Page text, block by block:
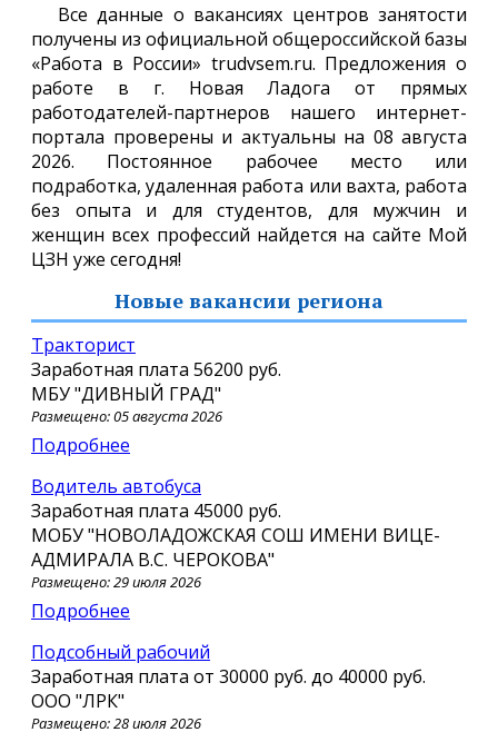
Все данные о вакансиях центров занятости
получены из официальной общероссийской базы
«Работа в России» trudvsem.ru. Предложения о
работе в г. Новая Ладога от прямых
работодателей-партнеров нашего интернет-
портала проверены и актуальны на 08 августа
2026. Постоянное рабочее место или
подработка, удаленная работа или вахта, работа
без опыта и для студентов, для мужчин и
женщин всех профессий найдется на сайте Мой
ЦЗН уже сегодня!
Новые вакансии региона
Тракторист
Заработная плата 56200 руб.
МБУ "ДИВНЫЙ ГРАД"
Размещено: 05 августа 2026
Подробнее
Водитель автобуса
Заработная плата 45000 руб.
МОБУ "НОВОЛАДОЖСКАЯ СОШ ИМЕНИ ВИЦЕ-
АДМИРАЛА В.С. ЧЕРОКОВА"
Размещено: 29 июля 2026
Подробнее
подсобный рабочий
Заработная плата от 30000 руб. до 40000 руб.
ООО "ЛРК"
Размещено: 28 июля 2026